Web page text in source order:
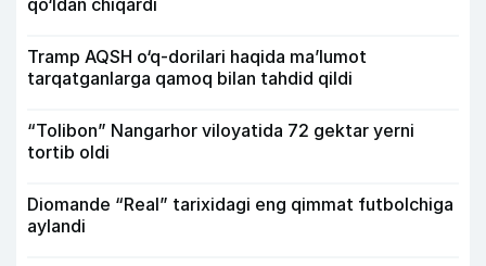
qo‘ldan chiqardi
Tramp AQSH o‘q-dorilari haqida ma’lumot
tarqatganlarga qamoq bilan tahdid qildi
“Tolibon” Nangarhor viloyatida 72 gektar yerni
tortib oldi
Diomande “Real” tarixidagi eng qimmat futbolchiga
aylandi